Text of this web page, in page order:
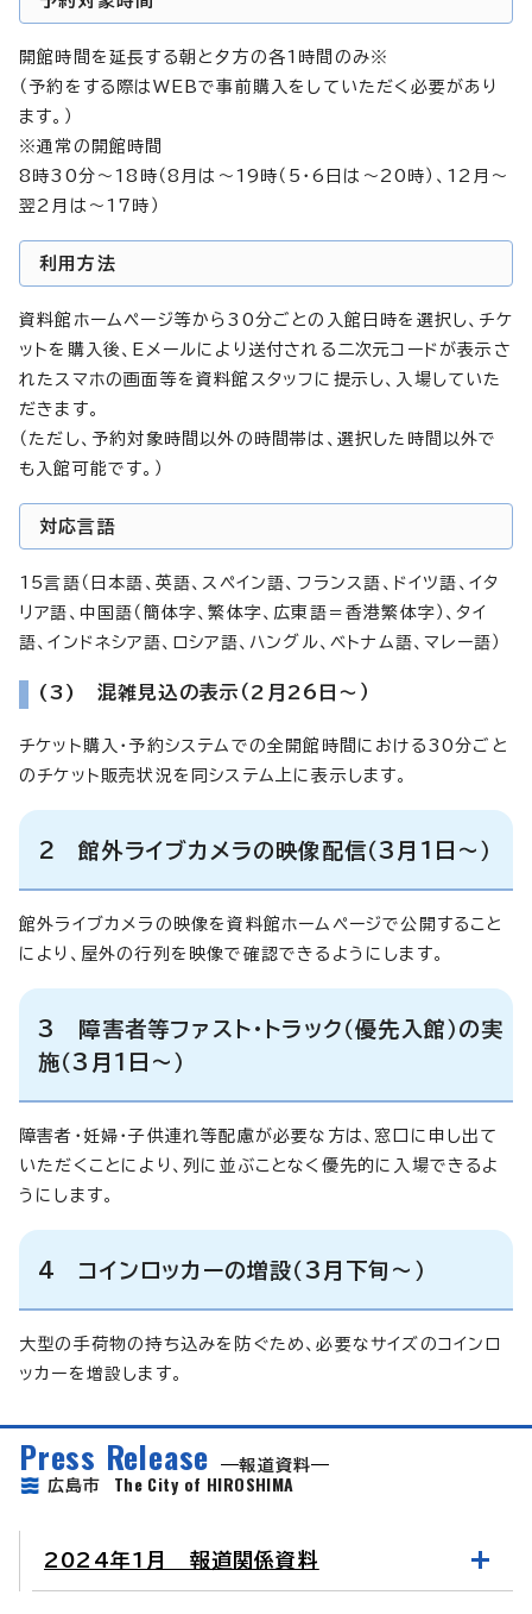
開館時間を延長する朝と夕方の各1時間のみ※
（予約をする際はWEBで事前購入をしていただく必要があり
ます。）
※通常の開館時間
8時30分～18時（8月は～19時（5・6日は～20時）、12月～
翌2月は～17時）
利用方法
資料館ホームページ等から30分ごとの入館日時を選択し、チケ
ットを購入後、Eメールにより送付される二次元コードが表示さ
れたスマホの画面等を資料館スタッフに提示し、入場していた
だきます。
（ただし、予約対象時間以外の時間帯は、選択した時間以外で
も入館可能です。）
対応言語
15言語（日本語、英語、スペイン語、フランス語、ドイツ語、イタ
リア語、中国語（簡体字、繁体字、広東語＝香港繁体字）、タイ
語、インドネシア語、ロシア語、ハングル、ベトナム語、マレー語）
(3) 混雑見込の表示（2月26日～）
チケット購入・予約システムでの全開館時間における30分ごと
のチケット販売状況を同システム上に表示します。
2 館外ライブカメラの映像配信（3月1日～）
館外ライブカメラの映像を資料館ホームページで公開すること
により、屋外の行列を映像で確認できるようにします。
3 障害者等ファスト・トラック（優先入館）の実
施（3月1日～）
障害者・妊婦・子供連れ等配慮が必要な方は、窓口に申し出て
いただくことにより、列に並ぶことなく優先的に入場できるよ
うにします。
4 コインロッカーの増設（3月下旬～）
大型の手荷物の持ち込みを防ぐため、必要なサイズのコインロ
ッカーを増設します。
Press Release
報道資料
広島市 The City of HIROSHIMA
2024年1月 報道関係資料